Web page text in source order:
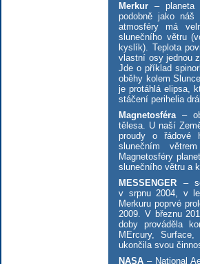
Merkur – planeta
podobně jako
atmosféry má
slunečního větru
kyslík). Teplota
vlastní osy jednou
Jde o příklad
oběhy kolem
je protáhlá elipsa,
stáčení perihelia
Magnetosféra–
tělesa. U naší
proudy o řádové
slunečním
Magnetosféry
slunečního větru a
MESSENGER –
v srpnu 2004, v
Merkuru poprvé
2009. V březnu
doby prováděla
MErcury, Surface,
ukončila svou
NASA – National